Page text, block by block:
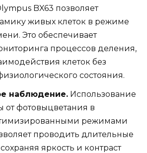
BX63 позволяет
живых клеток в режиме
Это обеспечивает
процессов деления,
клеток без
состояния.
наблюдение.Использование
от фотовыцветания в
режимами
проводить длительные
яркость и контраст